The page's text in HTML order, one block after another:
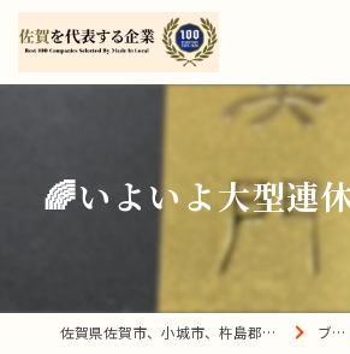
🌈いよいよ大型連
佐賀県佐賀市、小城市、杵島郡の買取は宝の蔵へ ブログ